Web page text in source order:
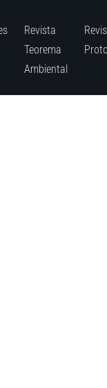
Revista
Teorema
Ambiental